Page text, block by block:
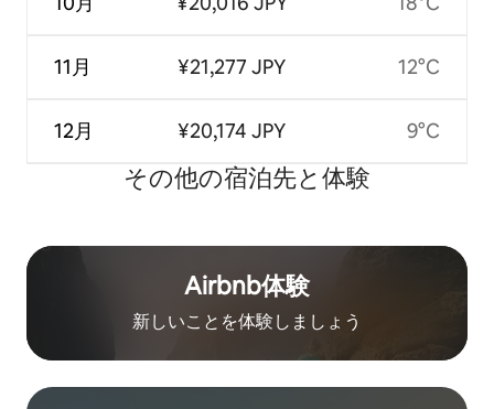
11月
12月
¥21,277 JPY
¥20,174 JPY
12°C
9°C
その他の宿⁠泊⁠先と体⁠験
Airbnb体験
新しいことを体験しましょう